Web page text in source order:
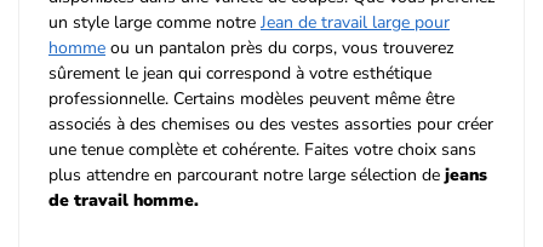
un style large comme notre Jean de travail large pour
homme ou un pantalon près du corps, vous trouverez
sûrement le jean qui correspond à votre esthétique
professionnelle. Certains modèles peuvent même être
associés à des chemises ou des vestes assorties pour créer
une tenue complète et cohérente. Faites votre choix sans
plus attendre en parcourant notre large sélection de jeans
de travail homme.